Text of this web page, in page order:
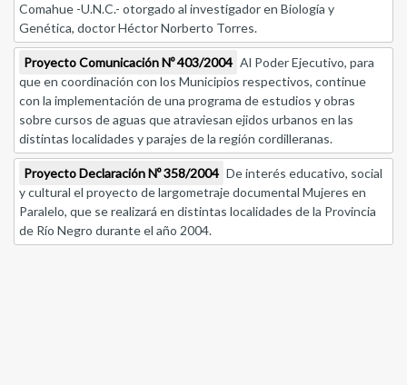
Comahue -U.N.C.- otorgado al investigador en Biología y
Genética, doctor Héctor Norberto Torres.
Proyecto Comunicación Nº 403/2004 Al Poder Ejecutivo, para
que en coordinación con los Municipios respectivos, continue
con la implementación de una programa de estudios y obras
sobre cursos de aguas que atraviesan ejidos urbanos en las
distintas localidades y parajes de la región cordilleranas.
Proyecto Declaración Nº 358/2004 De interés educativo, social
y cultural el proyecto de largometraje documental Mujeres en
Paralelo, que se realizará en distintas localidades de la Provincia
de Río Negro durante el año 2004.